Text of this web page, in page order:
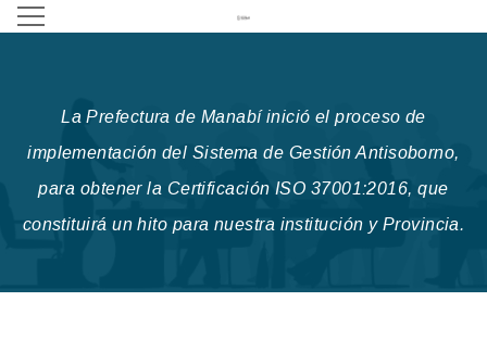
La Prefectura de Manabí inició el proceso de
implementación del Sistema de Gestión Antisoborno,
para obtener la Certificación ISO 37001:2016, que
constituirá un hito para nuestra institución y Provincia.